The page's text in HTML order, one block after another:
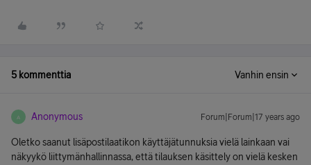
5 kommenttia Vanhin ensin
A Anonymous Forum|Forum|17 years ago
Oletko saanut lisäpostilaatikon käyttäjätunnuksia vielä lainkaan vai
näkyykö liittymänhallinnassa, että tilauksen käsittely on vielä kesken